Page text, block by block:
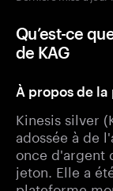
Qu’est-ce
de KAG
À propos de la
Kinesis silver
adossée à de
once d'argent
jeton. Elle a